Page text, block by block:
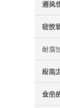
测操
通风
密性
硅胶
耐腐
应能
耐高
业中
食品